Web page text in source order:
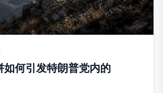
何引发特朗普党内的